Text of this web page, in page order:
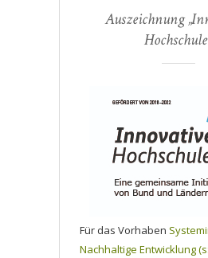
Auszeichnung
Für das Vorhaben
Nachhaltige Entwicklung